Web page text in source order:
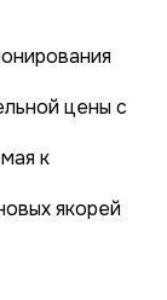
цены с
к
якорей